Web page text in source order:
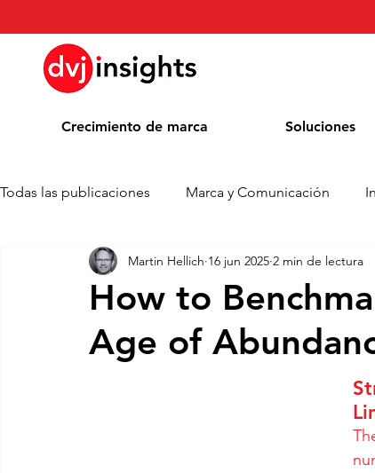
Crecimiento de marca Soluciones
Todas las publicaciones Marca y Comunicación
Comunicado de prensa Noticias Whitepaper
Colaboración académica Premios
How to
Age of
Martin Hellich 16 jun 2025 2 min de lectura